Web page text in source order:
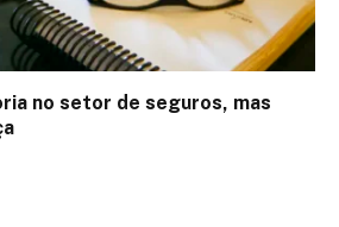
no setor de seguros, mas